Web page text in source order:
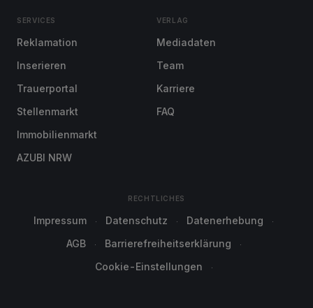
SERVICES
Reklamation
Inserieren
Trauerportal
Stellenmarkt
Immobilienmarkt
AZUBI NRW
VERLAG
Mediadaten
Team
Karriere
FAQ
RECHTLICHES
Impressum Datenschutz
Datenerhebung
AGB
Barrierefreiheitserklärung
Cookie-Einstellungen